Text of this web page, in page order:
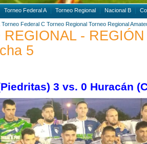
Torneo Federal A Torneo Regional Nacional B
Torneo Federal C Torneo Regional Torneo Regional
-
5
3 vs. 0 Huracán